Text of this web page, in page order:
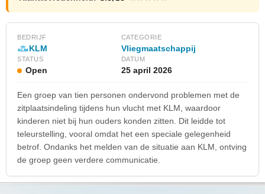
BEDRIJF
KLM
CATEGORIE
Vliegmaatschappij
STATUS
Open
DATUM
25 april 2026
Een groep van tien personen ondervond problemen met de
zitplaatsindeling tijdens hun vlucht met KLM, waardoor
kinderen niet bij hun ouders konden zitten. Dit leidde tot
teleurstelling, vooral omdat het een speciale gelegenheid
betrof. Ondanks het melden van de situatie aan KLM, ontving
de groep geen verdere communicatie.